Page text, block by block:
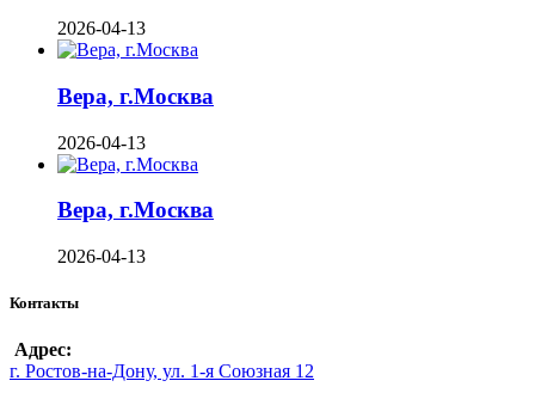
2026-04-13
Вера, г.Москва
2026-04-13
Вера, г.Москва
2026-04-13
Контакты
Адрес:
г. Ростов-на-Дону, ул. 1-я Союзная 12